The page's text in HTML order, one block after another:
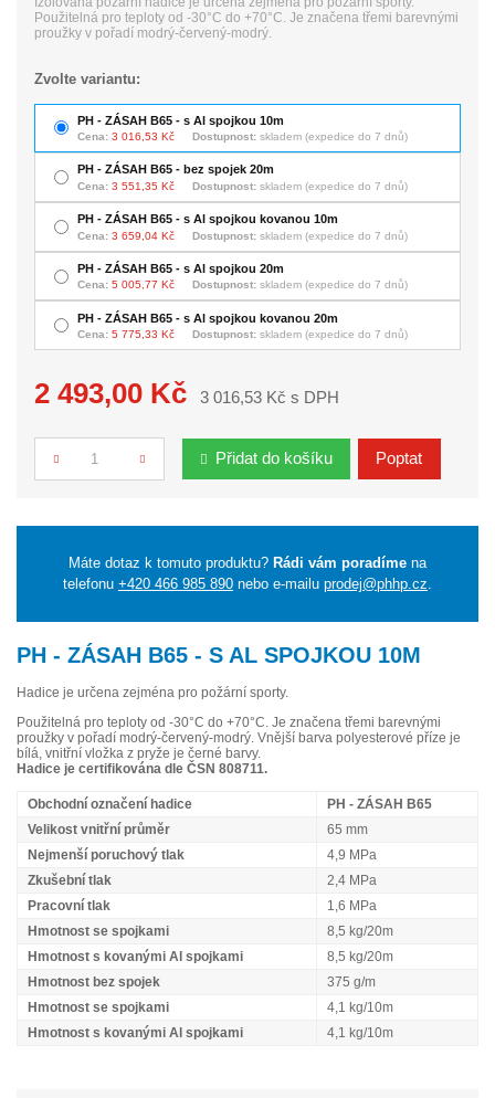
Použitelná pro teploty od -30°C do +70°C. Je značena třemi barevnými
proužky v pořadí modrý-červený-modrý.
Zvolte variantu:
PH - ZÁSAH B65 - s Al spojkou 10m
Cena: 3 016,53 Kč Dostupnost: skladem (expedice do 7 dnů)
PH - ZÁSAH B65 - bez spojek 20m
Cena: 3 551,35 Kč Dostupnost: skladem (expedice do 7 dnů)
PH - ZÁSAH B65 - s Al spojkou kovanou 10m
Cena: 3 659,04 Kč Dostupnost: skladem (expedice do 7 dnů)
PH - ZÁSAH B65 - s Al spojkou 20m
Cena: 5 005,77 Kč Dostupnost: skladem (expedice do 7 dnů)
PH - ZÁSAH B65 - s Al spojkou kovanou 20m
Cena: 5 775,33 Kč Dostupnost: skladem (expedice do 7 dnů)
2 493,00 Kč 3 016,53 Kč s DPH
Počet Přidat do košíku Poptat
Máte dotaz k tomuto produktu? Rádi vám poradíme na
telefonu +420 466 985 890 nebo e-mailu prodej@phhp.cz.
PH - ZÁSAH B65 - S AL SPOJKOU 10M
Hadice je určena zejména pro požární sporty.
Použitelná pro teploty od -30°C do +70°C. Je značena třemi barevnými
proužky v pořadí modrý-červený-modrý. Vnější barva polyesterové příze je
bílá, vnitřní vložka z pryže je černé barvy.
Hadice je certifikována dle ČSN 808711.
Obchodní označení hadice
PH - ZÁSAH B65
Velikost vnitřní průměr
65 mm
Nejmenší poruchový tlak
4,9 MPa
Zkušební tlak
2,4 MPa
Pracovní tlak
1,6 MPa
Hmotnost se spojkami
8,5 kg/20m
Hmotnost s kovanými Al spojkami
8,5 kg/20m
Hmotnost bez spojek
375 g/m
Hmotnost se spojkami
4,1 kg/10m
Hmotnost s kovanými Al spojkami
4,1 kg/10m